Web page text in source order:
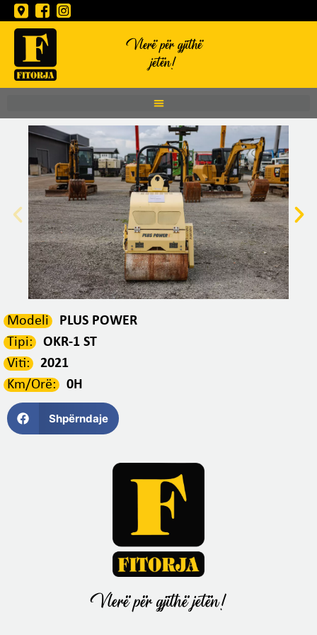
Vlerë për gjithë
jetën!
Modeli
PLUS POWER
Tipi:
OKR-1 ST
Viti:
2021
Km/Orë:
0H
Shpërndaje
Vlerë për gjithë jetën!